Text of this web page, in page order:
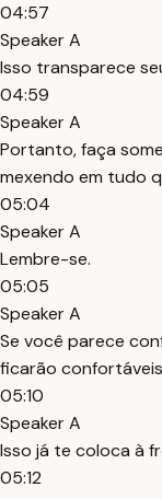
04:57
Speaker A
Isso transparece
04:59
Speaker A
Portanto, faça
mexendo em tudo
05:04
Speaker A
Lembre-se.
05:05
Speaker A
Se você parece
ficarão
05:10
Speaker A
Isso já te coloca à
05:12